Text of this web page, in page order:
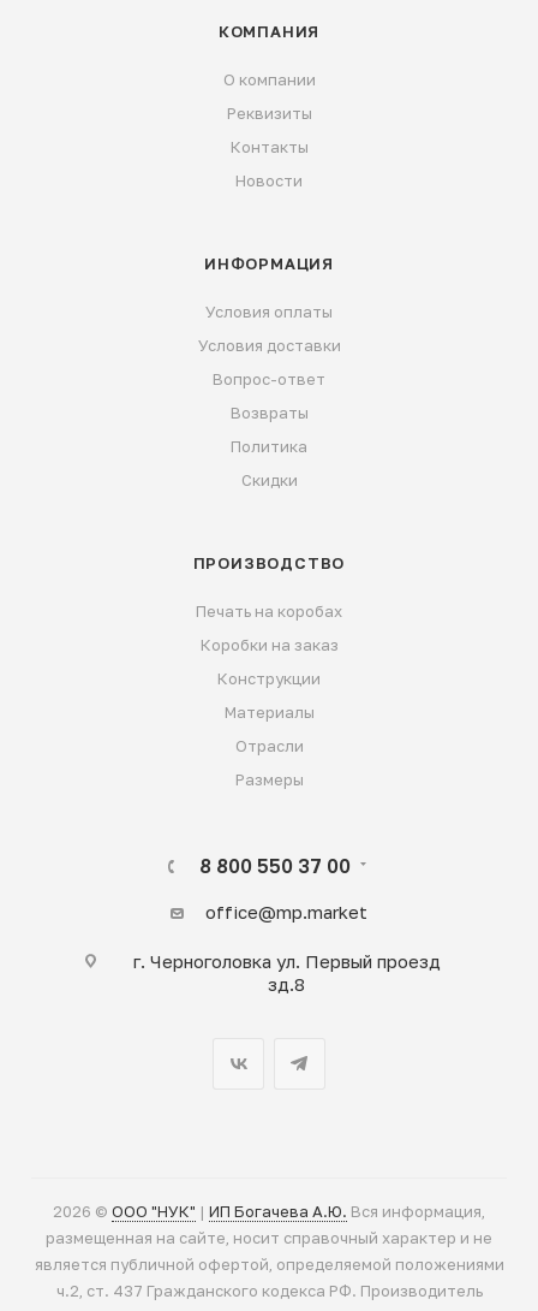
КОМПАНИЯ
О компании
Реквизиты
Контакты
Новости
ИНФОРМАЦИЯ
Условия оплаты
Условия доставки
Вопрос-ответ
Возвраты
Политика
Скидки
ПРОИЗВОДСТВО
Печать на коробах
Коробки на заказ
Конструкции
Материалы
Отрасли
Размеры
8 800 550 37 00
office@mp.market
г. Черноголовка ул. Первый проезд
зд.8
2026 © ООО "НУК" | ИП Богачева А.Ю. Вся информация,
размещенная на сайте, носит справочный характер и не
является публичной офертой, определяемой положениями
ч.2, ст. 437 Гражданского кодекса РФ. Производитель